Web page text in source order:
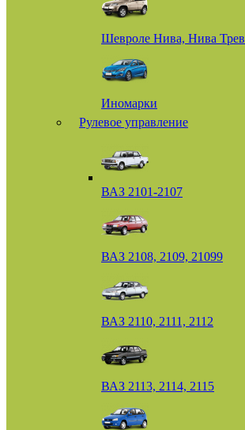
Шевроле Нива, Нива
Иномарки
Рулевое управление
ВАЗ 2101-2107
ВАЗ 2108, 2109, 21099
ВАЗ 2110, 2111, 2112
ВАЗ 2113, 2114, 2115